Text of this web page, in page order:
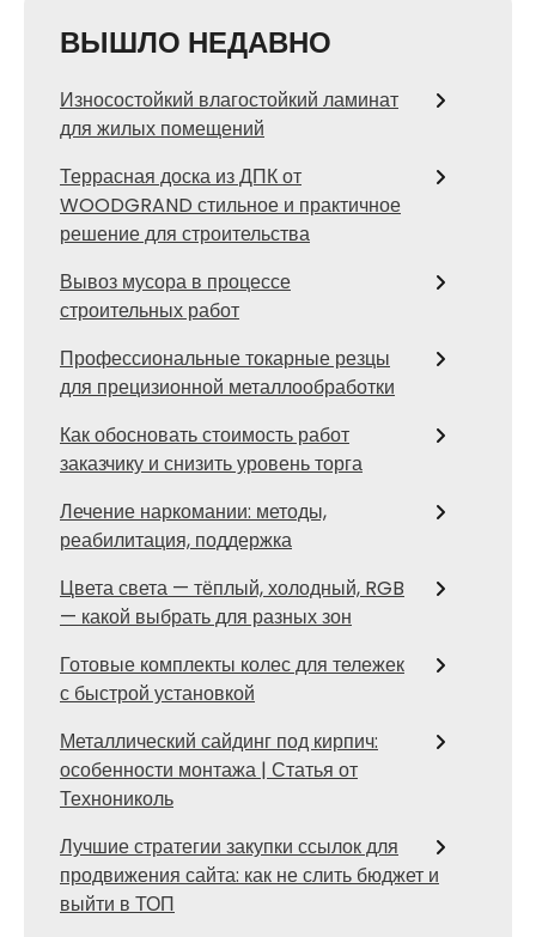
ВЫШЛО НЕДАВНО
Износостойкий влагостойкий ламинат
для жилых помещений
Террасная доска из ДПК от
WOODGRAND стильное и практичное
решение для строительства
Вывоз мусора в процессе
строительных работ
Профессиональные токарные резцы
для прецизионной металлообработки
Как обосновать стоимость работ
заказчику и снизить уровень торга
Лечение наркомании: методы,
реабилитация, поддержка
Цвета света — тёплый, холодный, RGB
— какой выбрать для разных зон
Готовые комплекты колес для тележек
с быстрой установкой
Металлический сайдинг под кирпич:
особенности монтажа | Статья от
Технониколь
Лучшие стратегии закупки ссылок для
продвижения сайта: как не слить бюджет и
выйти в ТОП